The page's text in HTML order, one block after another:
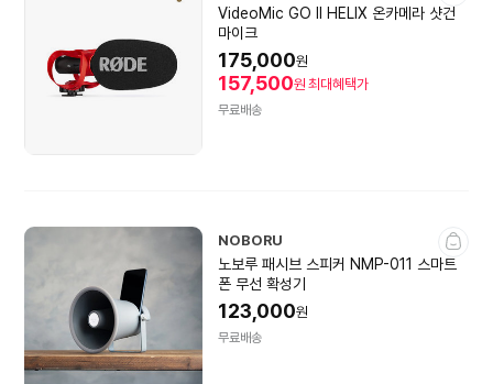
VideoMic GO II HELIX 온카메라 샷건
마이크
175,000원
157,500원 최대혜택가
무료배송
NOBORU
노보루 패시브 스피커 NMP-011 스마트
폰 무선 확성기
123,000원
무료배송